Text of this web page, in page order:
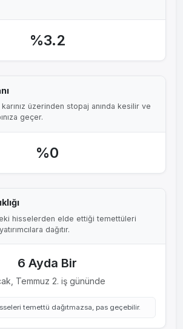
%3.2
karınız üzerinden stopaj anında kesilir ve
geçer.
%0
hisselerden elde ettiği temettüleri
dağıtır.
6 Ayda Bir
Temmuz 2. iş gününde
temettü dağıtmazsa, pas geçebilir.